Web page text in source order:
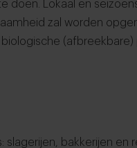
doen. Lokaal en
zal worden
slagerijen, bakkerijen